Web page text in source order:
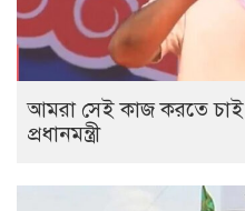
আমরা সেই কাজ করতে
প্রধানমন্ত্রী